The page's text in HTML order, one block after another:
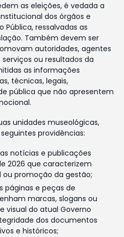
as eleições, é vedada a
dos órgãos e
ressalvadas as
Também devem ser
autoridades, agentes
ou resultados da
as informações
técnicas, legais,
pública que não apresentem
unidades museológicas,
providências:
notícias e publicações
2026 que caracterizem
promoção da gestão;
páginas e peças de
marcas, slogans ou
visual do atual Governo
dos documentos
e históricos;